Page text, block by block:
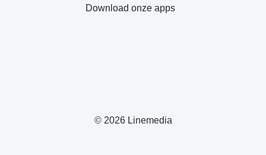
© 2026 Linemedia
Download onze apps